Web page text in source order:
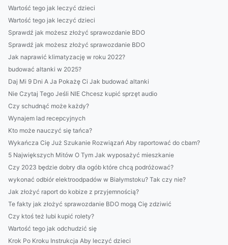
Wartość tego jak leczyć dzieci
Wartość tego jak leczyć dzieci
Sprawdź jak możesz złożyć sprawozdanie BDO
Sprawdź jak możesz złożyć sprawozdanie BDO
Jak naprawić klimatyzację w roku 2022?
budować altanki w 2025?
Daj Mi 9 Dni A Ja Pokażę Ci Jak budować altanki
Nie Czytaj Tego Jeśli NIE Chcesz kupić sprzęt audio
Czy schudnąć może każdy?
Wynajem lad recepcyjnych
Kto może nauczyć się tańca?
Wykańcza Cię Już Szukanie Rozwiązań Aby raportować do cbam?
5 Największych Mitów O Tym Jak wyposażyć mieszkanie
Czy 2023 będzie dobry dla ogób które chcą podróżować?
wykonać odbiór elektroodpadów w Białymstoku? Tak czy nie?
Jak złożyć raport do kobize z przyjemnością?
Te fakty jak złożyć sprawozdanie BDO mogą Cię zdziwić
Czy ktoś też lubi kupić rolety?
Wartość tego jak odchudzić się
Krok Po Kroku Instrukcja Aby leczyć dzieci